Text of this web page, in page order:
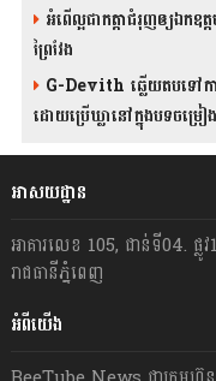
អំពើល្អជាកត្តាជំរុញឲ្យឯកឧ
ព្រៃវែង
G-Devith ឆ្លើយតបទៅកា
ដោយប្រើឃ្លានៅក្នុងបទចម្
អាសយដ្ឋាន
អាគារលេខ 105, ជាន់ទី04. ផ្
រាជធានីភ្នំពេញ
អំពីយើង